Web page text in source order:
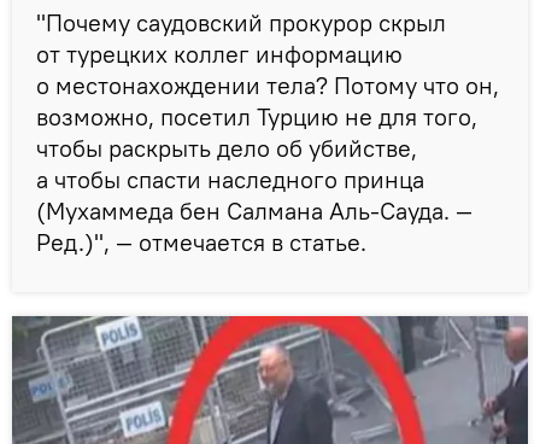
"Почему саудовский прокурор скрыл
от турецких коллег информацию
о местонахождении тела? Потому что он,
возможно, посетил Турцию не для того,
чтобы раскрыть дело об убийстве,
а чтобы спасти наследного принца
(Мухаммеда бен Салмана Аль-Сауда. —
Ред.)", — отмечается в статье.